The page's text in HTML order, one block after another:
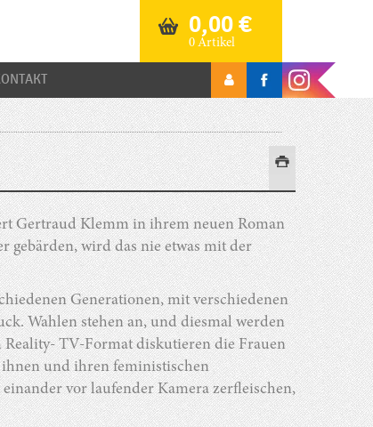
0,00€
0 Artikel
Gertraud Klemm in ihrem neuen Roman
gebärden, wird das nie etwas mit der
Generationen, mit verschiedenen
Wahlen stehen an, und diesmal werden
TV-Format diskutieren die Frauen
und ihren feministischen
vor laufender Kamera zerfleischen,